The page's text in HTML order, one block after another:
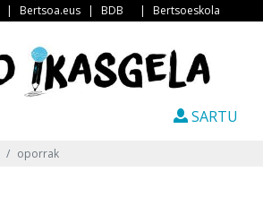
| Bertsoa.eus | BDB | Bertsoeskola
SARTU
oporrak